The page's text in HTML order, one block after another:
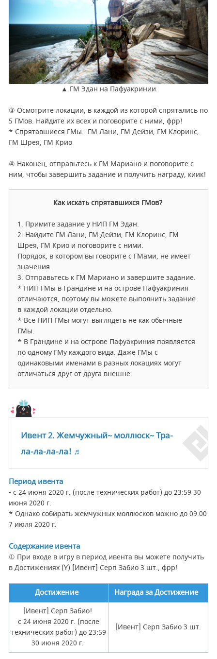
▲ ГМ Эдан на Пафуакринии
③ Осмотрите локации, в каждой из которой спрятались по
5 ГМов. Найдите их всех и поговорите с ними, фрр!
* Спрятавшиеся ГМы: ГМ Лани, ГМ Дейзи, ГМ Клоринс,
ГМ Шрея, ГМ Крио
④ Наконец, отправьтесь к ГМ Мариано и поговорите с
ним, чтобы завершить задание и получить награду, киик!
Как искать спрятавшихся ГМов?
1. Примите задание у НИП ГМ Эдан.
2. Найдите ГМ Лани, ГМ Дейзи, ГМ Клоринс, ГМ
Шрея, ГМ Крио и поговорите с ними.
Порядок, в котором вы говорите с ГМами, не имеет
значения.
3. Отправьтесь к ГМ Мариано и завершите задание.
* НИП ГМы в Грандине и на острове Пафуакриния
отличаются, поэтому вы можете выполнить задание
в каждой локации отдельно.
* Все НИП ГМы могут выглядеть не как обычные
ГМы.
* В Грандине и на острове Пафуакриния появляется
по одному ГМу каждого вида. Даже ГМы с
одинаковыми именами в разных локациях могут
отличаться друг от друга внешне.
Ивент 2. Жемчужный~ моллюск~ Тра-
ла-ла-ла-ла! ♬
Период ивента
- с 24 июня 2020 г. (после технических работ) до 23:59 30
июня 2020 г.
* Однако собирать жемчужных моллюсков можно до 09:00
7 июля 2020 г.
Содержание ивента
① При входе в игру в период ивента вы можете получить
в Достижениях (Y) [Ивент] Серп Забио 3 шт., фрр!
Достижение Награда за Достижение
[Ивент] Серп Забио!
с 24 июня 2020 г. (после
технических работ) до 23:59
30 июня 2020 г.
[Ивент] Серп Забио 3 шт.